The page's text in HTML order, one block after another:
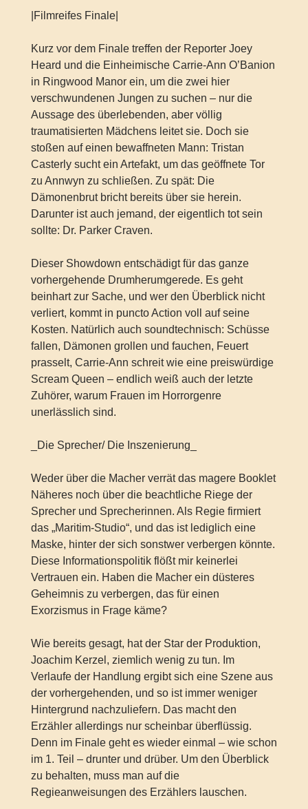
|Filmreifes Finale|
Kurz vor dem Finale treffen der Reporter Joey
Heard und die Einheimische Carrie-Ann O’Banion
in Ringwood Manor ein, um die zwei hier
verschwundenen Jungen zu suchen – nur die
Aussage des überlebenden, aber völlig
traumatisierten Mädchens leitet sie. Doch sie
stoßen auf einen bewaffneten Mann: Tristan
Casterly sucht ein Artefakt, um das geöffnete Tor
zu Annwyn zu schließen. Zu spät: Die
Dämonenbrut bricht bereits über sie herein.
Darunter ist auch jemand, der eigentlich tot sein
sollte: Dr. Parker Craven.
Dieser Showdown entschädigt für das ganze
vorhergehende Drumherumgerede. Es geht
beinhart zur Sache, und wer den Überblick nicht
verliert, kommt in puncto Action voll auf seine
Kosten. Natürlich auch soundtechnisch: Schüsse
fallen, Dämonen grollen und fauchen, Feuert
prasselt, Carrie-Ann schreit wie eine preiswürdige
Scream Queen – endlich weiß auch der letzte
Zuhörer, warum Frauen im Horrorgenre
unerlässlich sind.
_Die Sprecher/ Die Inszenierung_
Weder über die Macher verrät das magere Booklet
Näheres noch über die beachtliche Riege der
Sprecher und Sprecherinnen. Als Regie firmiert
das „Maritim-Studio“, und das ist lediglich eine
Maske, hinter der sich sonstwer verbergen könnte.
Diese Informationspolitik flößt mir keinerlei
Vertrauen ein. Haben die Macher ein düsteres
Geheimnis zu verbergen, das für einen
Exorzismus in Frage käme?
Wie bereits gesagt, hat der Star der Produktion,
Joachim Kerzel, ziemlich wenig zu tun. Im
Verlaufe der Handlung ergibt sich eine Szene aus
der vorhergehenden, und so ist immer weniger
Hintergrund nachzuliefern. Das macht den
Erzähler allerdings nur scheinbar überflüssig.
Denn im Finale geht es wieder einmal – wie schon
im 1. Teil – drunter und drüber. Um den Überblick
zu behalten, muss man auf die
Regieanweisungen des Erzählers lauschen.